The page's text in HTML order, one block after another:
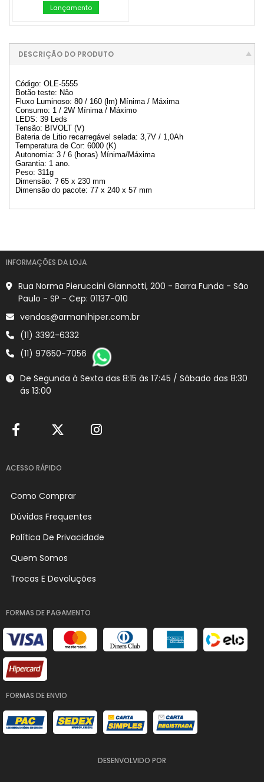
Lançamento
DESCRIÇÃO DO PRODUTO
Código: OLE-5555
Botão teste: Nâo
Fluxo Luminoso: 80 / 160 (lm) Mínima / Máxima
Consumo: 1 / 2W Mínima / Máximo
LEDS: 39 Leds
Tensão: BIVOLT (V)
Bateria de Litio recarregável selada: 3,7V / 1,0Ah
Temperatura de Cor: 6000 (K)
Autonomia: 3 / 6 (horas) Mínima/Máxima
Garantia: 1 ano.
Peso: 311g
Dimensão: ? 65 x 230 mm
Dimensão do pacote: 77 x 240 x 57 mm
INFORMAÇÕES DA LOJA
Rua Norma Pieruccini Giannotti, 200 - Barra Funda - São
Paulo - SP - Cep: 01137-010
vendas@armanihiper.com.br
(11) 3392-6332
(11) 97650-7056
De Segunda à Sexta das 8:15 às 17:45 / Sábado das 8:30
ás 13:00
ACESSO RÁPIDO
Como Comprar
Dúvidas Frequentes
Política De Privacidade
Quem Somos
Trocas E Devoluções
FORMAS DE PAGAMENTO
FORMAS DE ENVIO
DESENVOLVIDO POR